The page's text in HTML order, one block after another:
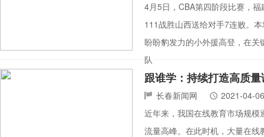
4月5日，CBA第四阶段比赛，
111战胜山西送给对手7连败。
盼盼豹发力的小外援高登，在
队
跟谁学：持续打造高质
长春新闻网
2021-04-06
近年来，我国在线教育市场规
流量高峰。在此时机，大量在